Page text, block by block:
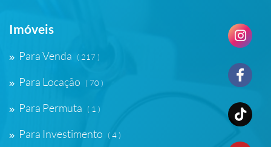
Imóveis
Para Venda ( 217 )
Para Locação ( 70 )
Para Permuta ( 1 )
Para Investimento ( 4 )